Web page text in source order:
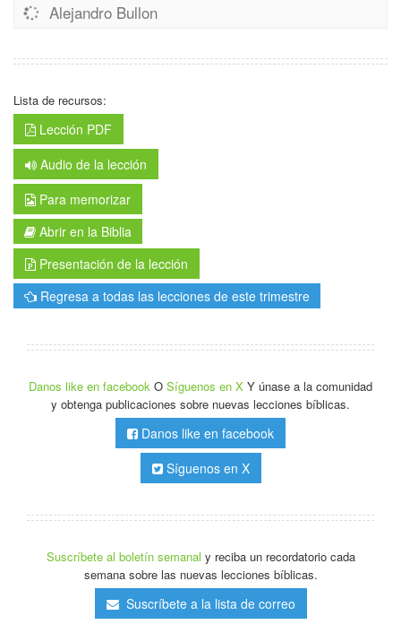
Alejandro Bullon
Lista de recursos:
Lección PDF
Audio de la lección
Para memorizar
Abrir en la Biblia
Presentación de la lección
Regresa a todas las lecciones de este trimestre
Danos like en facebook O Síguenos en X Y únase a la comunidad
y obtenga publicaciones sobre nuevas lecciones bíblicas.
Danos like en facebook
Síguenos en X
Suscríbete al boletín semanal y reciba un recordatorio cada
semana sobre las nuevas lecciones bíblicas.
Suscríbete a la lista de correo